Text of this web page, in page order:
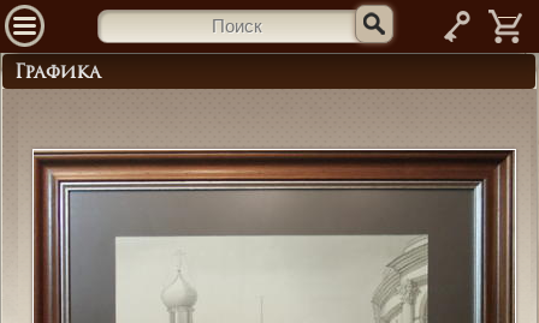
—
Графика